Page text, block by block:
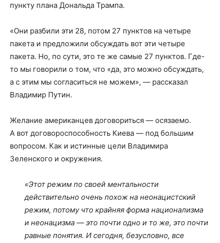
пункту плана Дональда Трампа.
«Они разбили эти 28, потом 27 пунктов на четыре
пакета и предложили обсуждать вот эти четыре
пакета. Но, по сути, это те же самые 27 пунктов. Где-
то мы говорили о том, что «да, это можно обсуждать,
а с этим мы согласиться не можем», — рассказал
Владимир Путин.
Желание американцев договориться — осязаемо.
А вот договороспособность Киева — под большим
вопросом. Как и истинные цели Владимира
Зеленского и окружения.
«Этот режим по своей ментальности
действительно очень похож на неонацистский
режим, потому что крайняя форма национализма
и неонацизма — это почти одно и то же, это почти
равные понятия. И сегодня, безусловно, все